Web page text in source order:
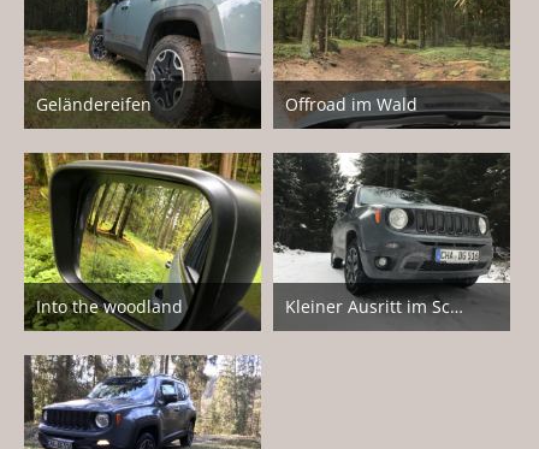
Geländereifen
23. Juli 2018
6
Offroad im Wald
23. Juli 2018
6
Into the woodland
23. Juli 2018
3
Kleiner Ausritt im Schnee
13. Februar 2018